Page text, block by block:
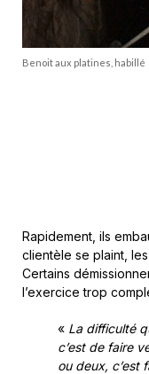
Benoit aux platines, habillé
Rapidement, ils
clientèle se plaint,
Certains
l’exercice trop
« La difficulté
c’est de faire
ou deux, c’est